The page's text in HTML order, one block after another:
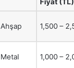
Ahşap 1,500 –
Metal 1,000 –